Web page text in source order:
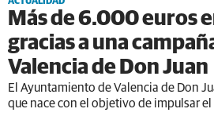
Más de 6.000 euros
gracias a una
Valencia de Don Juan
El Ayuntamiento de Valencia de Don
que nace con el objetivo de impulsar el